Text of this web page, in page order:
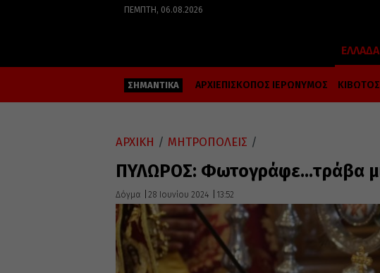
ΠΈΜΠΤΗ, 06.08.2026
ΕΛΛΑΔΑ
ΣΗΜΑΝΤΙΚΑ ΑΡΧΙΕΠΙΣΚΟΠΟΣ ΙΕΡΩΝΥΜΟΣ
ΑΡΧΙΚΗ / ΜΗΤΡΟΠΟΛΕΙΣ /
ΠΥΛΩΡΟΣ: Φωτογράφε…τράβα
Δόγμα 28 Ιουνίου 2024 13:52